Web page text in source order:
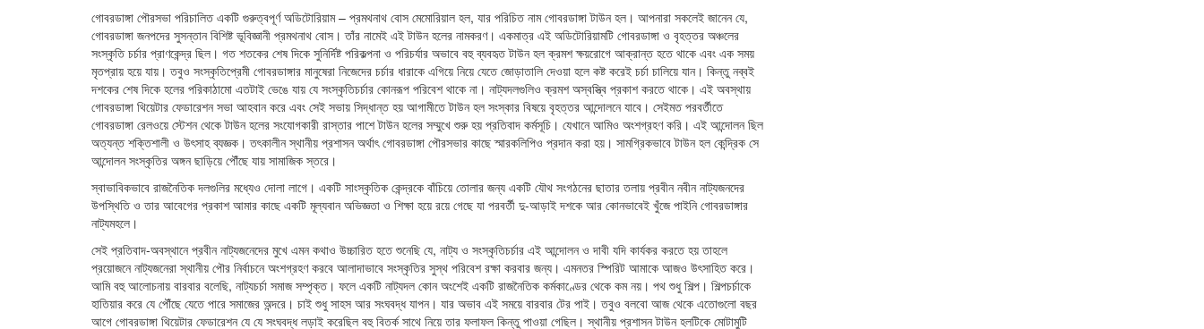
গোবরডাঙ্গা পৌরসভা পরিচালিত একটি গুরুত্বপূর্ণ অডিটোরিয়াম – প্রমথনাথ বোস মেমোরিয়াল হল, যার পরিচিত নাম গোবরডাঙ্গা টাউন হল। আপনারা সকলেই জানেন যে,
গোবরডাঙ্গা জনপদের সুসন্তান বিশিষ্ট ভূবিজ্ঞানী প্রমথনাথ বোস। তাঁর নামেই এই টাউন হলের নামকরণ। একমাত্র এই অডিটোরিয়ামটি গোবরডাঙ্গা ও বৃহত্তর অঞ্চলের
সংস্কৃতি চর্চার প্রাণকেন্দ্র ছিল। গত শতকের শেষ দিকে সুনির্দিষ্ট পরিকল্পনা ও পরিচর্যার অভাবে বহু ব্যবহৃত টাউন হল ক্রমশ ক্ষয়রোগে আক্রান্ত হতে থাকে এবং এক সময়
মৃতপ্রায় হয়ে যায়। তবুও সংস্কৃতিপ্রেমী গোবরডাঙ্গার মানুষেরা নিজেদের চর্চার ধারাকে এগিয়ে নিয়ে যেতে জোড়াতালি দেওয়া হলে কষ্ট করেই চর্চা চালিয়ে যান। কিন্তু নব্বই
দশকের শেষ দিকে হলের পরিকাঠামো এতটাই ভেঙে যায় যে সংস্কৃতিচর্চার কোনরূপ পরিবেশ থাকে না। নাট্যদলগুলিও ক্রমশ অস্বস্ত্বি প্রকাশ করতে থাকে। এই অবস্থায়
গোবরডাঙ্গা থিয়েটার ফেডারেশন সভা আহবান করে এবং সেই সভায় সিদ্ধান্ত হয় আগামীতে টাউন হল সংস্কার বিষয়ে বৃহত্তর আন্দোলনে যাবে। সেইমত পরবর্তীতে
গোবরডাঙ্গা রেলওয়ে স্টেশন থেকে টাউন হলের সংযোগকারী রাস্তার পাশে টাউন হলের সম্মুখে শুরু হয় প্রতিবাদ কর্মসূচি। যেখানে আমিও অংশগ্রহণ করি। এই আন্দোলন ছিল
অত্যন্ত শক্তিশালী ও উৎসাহ ব্যজ্ঞক। তৎকালীন স্থানীয় প্রশাসন অর্থাৎ গোবরডাঙ্গা পৌরসভার কাছে স্মারকলিপিও প্রদান করা হয়। সামগ্রিকভাবে টাউন হল কেন্দ্রিক সে
আন্দোলন সংস্কৃতির অঙ্গন ছাড়িয়ে পৌঁছে যায় সামাজিক স্তরে।
স্বাভাবিকভাবে রাজনৈতিক দলগুলির মধ্যেও দোলা লাগে। একটি সাংস্কৃতিক কেন্দ্রকে বাঁচিয়ে তোলার জন্য একটি যৌথ সংগঠনের ছাতার তলায় প্রবীন নবীন নাট্যজনদের
উপস্থিতি ও তার আবেগের প্রকাশ আমার কাছে একটি মূল্যবান অভিজ্ঞতা ও শিক্ষা হয়ে রয়ে গেছে যা পরবর্তী দু-আড়াই দশকে আর কোনভাবেই খুঁজে পাইনি গোবরডাঙ্গার
নাট্যমহলে।
সেই প্রতিবাদ-অবস্থানে প্রবীন নাট্যজনেদের মুখে এমন কথাও উচ্চারিত হতে শুনেছি যে, নাট্য ও সংস্কৃতিচর্চার এই আন্দোলন ও দাবী যদি কার্যকর করতে হয় তাহলে
প্রয়োজনে নাট্যজনেরা স্থানীয় পৌর নির্বাচনে অংশগ্রহণ করবে আলাদাভাবে সংস্কৃতির সুস্থ পরিবেশ রক্ষা করবার জন্য। এমনতর স্পিরিট আমাকে আজ‌ও উৎসাহিত করে।
আমি বহু আলোচনায় বারবার বলেছি, নাট্যচর্চা সমাজ সম্পৃক্ত। ফলে একটি নাট্যদল কোন অংশেই একটি রাজনৈতিক কর্মকাণ্ডের থেকে কম নয়। পথ শুধু শিল্প। শিল্পচর্চাকে
হাতিয়ার করে যে পৌঁছে যেতে পারে সমাজের অন্দরে। চাই শুধু সাহস আর সংঘবদ্ধ যাপন। যার অভাব এই সময়ে বারবার টের পাই। তবুও বলবো আজ থেকে এতোগুলো বছর
আগে গোবরডাঙ্গা থিয়েটার ফেডারেশন যে যে সংঘবদ্ধ লড়াই করেছিল বহু বিতর্ক সাথে নিয়ে তার ফলাফল কিন্তু পাওয়া গেছিল। স্থানীয় প্রশাসন টাউন হলটিকে মোটামুটি